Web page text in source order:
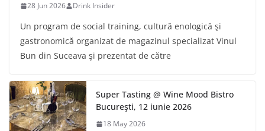
28 Jun 2026 Drink Insider
Un program de social training, cultură enologică şi
gastronomică organizat de magazinul specializat Vinul
Bun din Suceava şi prezentat de către
Super Tasting @ Wine Mood Bistro
Bucureşti, 12 iunie 2026
18 May 2026